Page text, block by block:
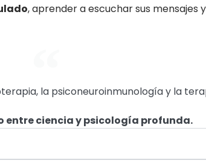
, aprender a escuchar sus mensajes
la psiconeuroinmunología y la
entre ciencia y psicología profunda.